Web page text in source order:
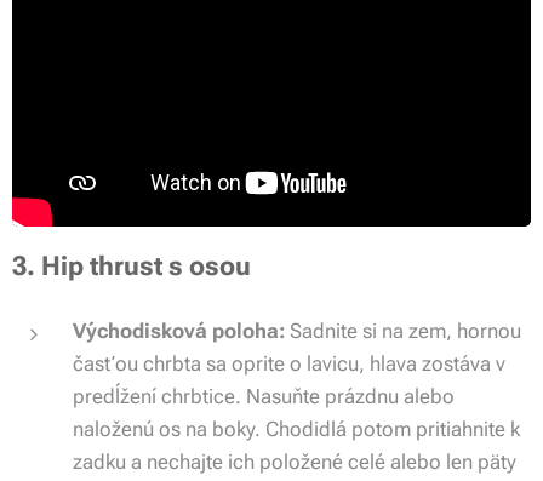
3. Hip thrust s osou
Východisková poloha: Sadnite si na zem, hornou
časťou chrbta sa oprite o lavicu, hlava zostáva v
predĺžení chrbtice. Nasuňte prázdnu alebo
naloženú os na boky. Chodidlá potom pritiahnite k
zadku a nechajte ich položené celé alebo len päty